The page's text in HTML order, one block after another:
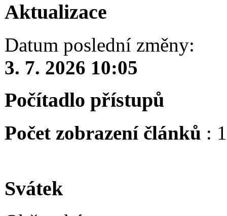
Aktualizace
Datum poslední změny:
3. 7. 2026 10:05
Počítadlo přístupů
Počet zobrazení článků :
Svátek